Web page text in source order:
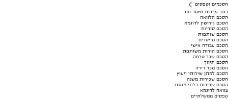
הסכמים וטפסים
כתב ערבות ושטר חוב
הסכם הלוואה
הסכם גירושין לדוגמא
הסכם סודיות
הסכם שותפות
הסכם מייסדים
הסכם עבודה אישי
הסכם הורות משותפת
הסכם שכר טרחה
הסכם תיווך
הסכם מכר דירה
הסכם למתן שירותי ייעוץ
הסכם שכירות משנה
הסכם שכירות בלתי מוגנת
צוואה לדוגמא
טפסים ממשלתיים